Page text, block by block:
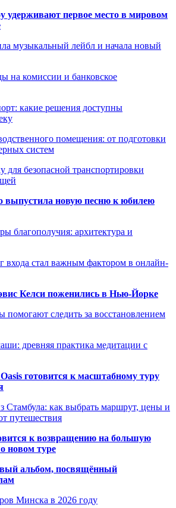
удерживают первое место в мировом
музыкальный лейбл и начала новый
на комиссии и банковское
какие решения доступны
помещения: от подготовки
систем
для безопасной транспортировки
выпустила новую песню к юбилею
благополучия: архитектура и
входа стал важным фактором в онлайн-
Келси поженились в Нью-Йорке
следить за восстановлением
древняя практика медитации с
готовится к масштабному туру
Стамбула: как выбрать маршрут, цены и
путешествия
к возвращению на большую
новом туре
альбом, посвящённый
Минска в 2026 году